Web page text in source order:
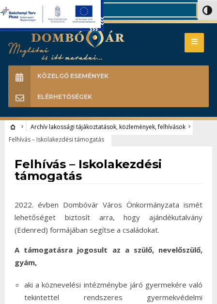
Search
KÖZELGŐ ESEMÉNYEK
ELÉRHETŐSÉGEK
Archív lakossági tájákoztatások, közlemények, felhívások
Felhívás – Iskolakezdési támogatás
Felhívás – Iskolakezdési
támogatás
2022. évben Dombóvár Város Önkormányzata ismét
lehetőséget biztosít arra, hogy ajándékutalvány
(Edenred) formájában segítse a családokat.
A támogatásra jogosult az a szülő, nevelőszülő,
gyám,
aki a köznevelési intézménybe járó gyermekére való
tekintettel rendszeres gyermekvédelmi